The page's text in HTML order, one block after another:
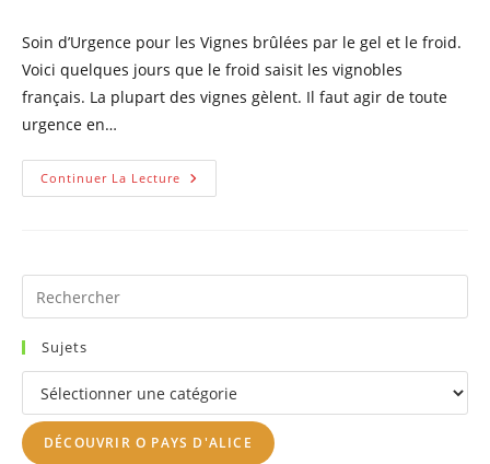
la
publication :
Soin d’Urgence pour les Vignes brûlées par le gel et le froid.
Voici quelques jours que le froid saisit les vignobles
français. La plupart des vignes gèlent. Il faut agir de toute
urgence en…
Continuer La Lecture Comment
Arrêter
Sur
Sujets
Sujets
DÉCOUVRIR O PAYS D'ALICE